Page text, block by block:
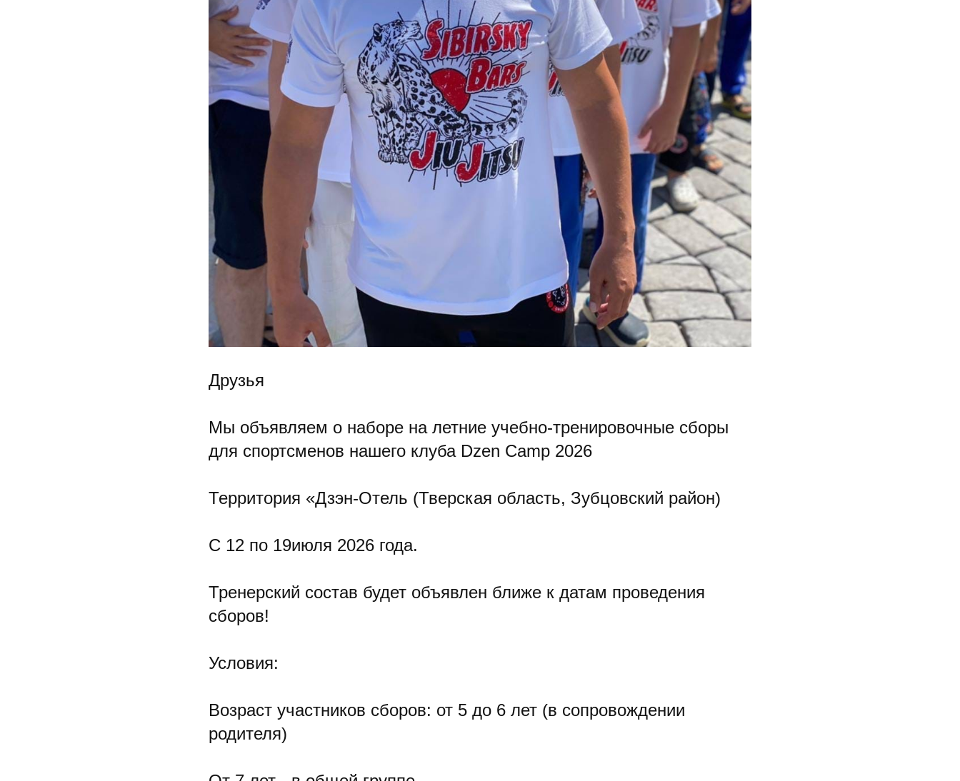
Друзья
Мы объявляем о наборе на летние учебно-тренировочные сборы
для спортсменов нашего клуба Dzen Camp 2026
Территория «Дзэн-Отель (Тверская область, Зубцовский район)
С 12 по 19июля 2026 года.
Тренерский состав будет объявлен ближе к датам проведения
сборов!
Условия:
Возраст участников сборов: от 5 до 6 лет (в сопровождении
родителя)